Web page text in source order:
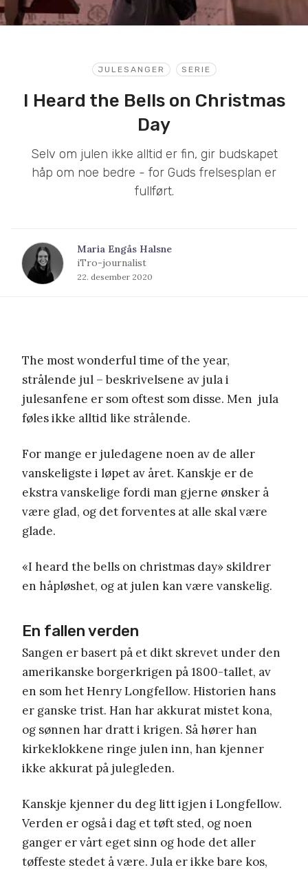
JULESANGER SERIE
I Heard the Bells on Christmas
Day
Selv om julen ikke alltid er fin, gir budskapet
håp om noe bedre - for Guds frelsesplan er
fullført.
Maria Engås Halsne
iTro-journalist
22. desember 2020
The most wonderful time of the year,
strålende jul – beskrivelsene av jula i
julesanfene er som oftest som disse. Men jula
føles ikke alltid like strålende.
For mange er juledagene noen av de aller
vanskeligste i løpet av året. Kanskje er de
ekstra vanskelige fordi man gjerne ønsker å
være glad, og det forventes at alle skal være
glade.
«I heard the bells on christmas day» skildrer
en håpløshet, og at julen kan være vanskelig.
En fallen verden
Sangen er basert på et dikt skrevet under den
amerikanske borgerkrigen på 1800-tallet, av
en som het Henry Longfellow. Historien hans
er ganske trist. Han har akkurat mistet kona,
og sønnen har dratt i krigen. Så hører han
kirkeklokkene ringe julen inn, han kjenner
ikke akkurat på julegleden.
Kanskje kjenner du deg litt igjen i Longfellow.
Verden er også i dag et tøft sted, og noen
ganger er vårt eget sinn og hode det aller
tøffeste stedet å være. Jula er ikke bare kos,